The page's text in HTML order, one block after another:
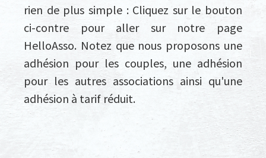
rien de plus simple : Cliquez sur le bouton
ci-contre pour aller sur notre page
HelloAsso. Notez que nous proposons une
adhésion pour les couples, une adhésion
pour les autres associations ainsi qu'une
adhésion à tarif réduit.